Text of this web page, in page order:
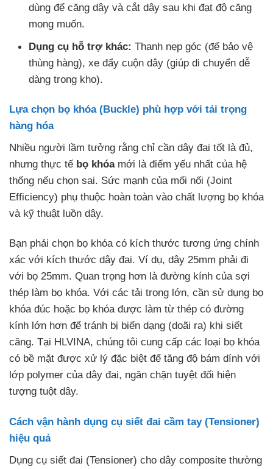
dùng để căng dây và cắt dây sau khi đạt độ căng
mong muốn.
Dụng cụ hỗ trợ khác: Thanh nẹp góc (để bảo vệ
thùng hàng), xe đẩy cuộn dây (giúp di chuyển dễ
dàng trong kho).
Lựa chọn bọ khóa (Buckle) phù hợp với tải trọng
hàng hóa
Nhiều người lầm tưởng rằng chỉ cần dây đai tốt là đủ,
nhưng thực tế bọ khóamới là điểm yếu nhất của hệ
thống nếu chọn sai. Sức mạnh của mối nối (Joint
Efficiency) phụ thuộc hoàn toàn vào chất lượng bọ khóa
và kỹ thuật luồn dây.
Bạn phải chọn bọ khóa có kích thước tương ứng chính
xác với kích thước dây đai. Ví dụ, dây 25mm phải đi
với bọ 25mm. Quan trọng hơn là đường kính của sợi
thép làm bọ khóa. Với các tải trọng lớn, cần sử dụng bọ
khóa đúc hoặc bọ khóa được làm từ thép có đường
kính lớn hơn để tránh bị biến dạng (doãi ra) khi siết
căng. Tại HLVINA, chúng tôi cung cấp các loại bọ khóa
có bề mặt được xử lý đặc biệt để tăng độ bám dính với
lớp polymer của dây đai, ngăn chặn tuyệt đối hiện
tượng tuột dây.
Cách vận hành dụng cụ siết đai cầm tay (Tensioner)
hiệu quả
Dụng cụ siết đai (Tensioner) cho dây composite thường